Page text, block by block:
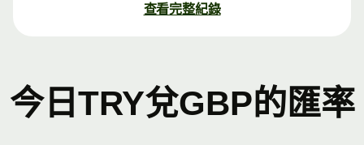
查看完整紀錄
今日TRY兌GBP的匯率